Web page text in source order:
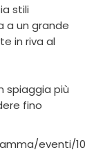
stili
a un grande
in riva al
spiaggia più
fino
eventi/10